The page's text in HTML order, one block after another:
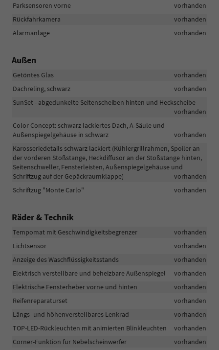
Parksensoren vorne
vorhanden
Rückfahrkamera
vorhanden
Alarmanlage
vorhanden
Außen
Getöntes Glas
vorhanden
Dachreling, schwarz
vorhanden
SunSet - abgedunkelte Seitenscheiben hinten und Heckscheibe
vorhanden
Color Concept: schwarz lackiertes Dach, A-Säule und
Außenspiegelgehäuse in schwarz
vorhanden
Karosseriedetails schwarz lackiert (Kühlergrillrahmen, Spoiler an
der vorderen Stoßstange, Heckdiffusor an der Stoßstange hinten,
Seitenschweller, Fensterleisten, Außenspiegelgehäuse und
Schriftzug auf der Gepäckraumklappe)
vorhanden
Schriftzug "Monte Carlo"
vorhanden
Räder & Technik
Tempomat mit Geschwindigkeitsbegrenzer
vorhanden
Lichtsensor
vorhanden
Anzeige des Waschflüssigkeitsstands
vorhanden
Elektrisch verstellbare und beheizbare Außenspiegel
vorhanden
Elektrische Fensterheber vorne und hinten
vorhanden
Reifenreparaturset
vorhanden
Längs- und höhenverstellbares Lenkrad
vorhanden
TOP-LED-Rückleuchten mit animierten Blinkleuchten
vorhanden
Corner-Funktion für Nebelscheinwerfer
vorhanden